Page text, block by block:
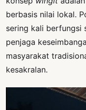
berbasis nilai lokal.
sering kali berfungsi
penjaga
masyarakat
kesakralan.